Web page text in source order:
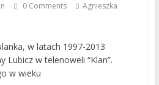
0 Comments
Agnieszka
w latach 1997-2013
Lubicz w telenoweli “Klan”.
w wieku